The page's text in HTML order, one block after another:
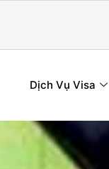
Dịch Vụ Visa